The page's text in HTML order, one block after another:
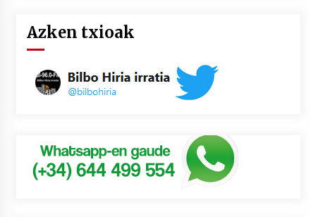
Azken txioak